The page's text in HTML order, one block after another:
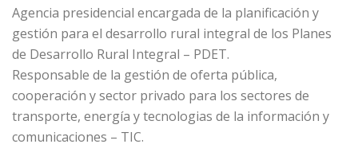
Agencia presidencial encargada de la planificación y
gestión para el desarrollo rural integral de los Planes
de Desarrollo Rural Integral – PDET.
Responsable de la gestión de oferta pública,
cooperación y sector privado para los sectores de
transporte, energía y tecnologias de la información y
comunicaciones – TIC.